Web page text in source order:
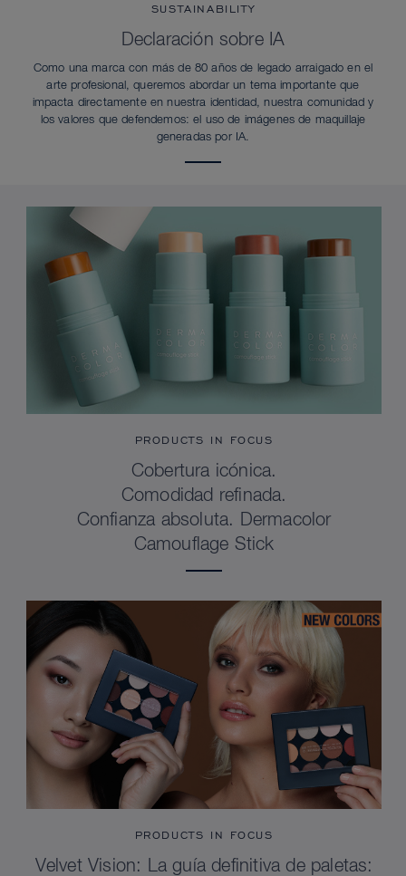
SUSTAINABILITY
Declaración sobre IA
Como una marca con más de 80 años de legado arraigado en el
arte profesional, queremos abordar un tema importante que
impacta directamente en nuestra identidad, nuestra comunidad y
los valores que defendemos: el uso de imágenes de maquillaje
generadas por IA.
PRODUCTS IN FOCUS
Cobertura icónica.
Comodidad refinada.
Confianza absoluta. Dermacolor
Camouflage Stick
PRODUCTS IN FOCUS
Velvet Vision: La guía definitiva de paletas: